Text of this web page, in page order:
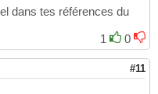
dans tes références du
1
0
#11